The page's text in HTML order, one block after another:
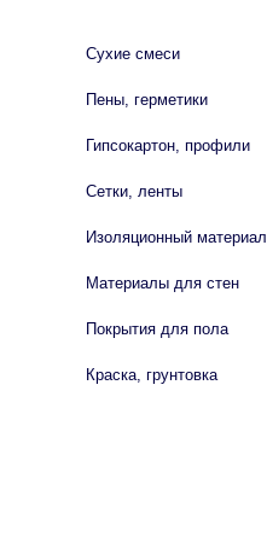
Сухие смеси
Пены, герметики
Гипсокартон, профили
Сетки, ленты
Изоляционный материал
Материалы для стен
Покрытия для пола
Краска, грунтовка